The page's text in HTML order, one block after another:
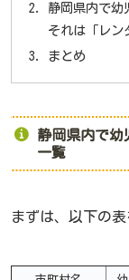
静岡県内で幼
それは「レン
まとめ
静岡県内で幼
一覧
まずは、以下の表